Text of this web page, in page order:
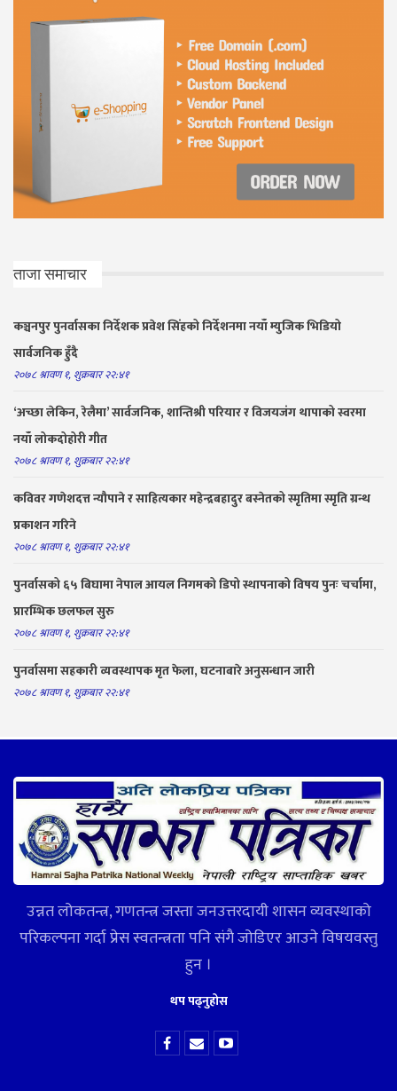
ताजा समाचार
कञ्चनपुर पुनर्वासका निर्देशक प्रवेश सिंहको निर्देशनमा नयाँ म्युजिक भिडियो
सार्वजनिक हुँदै
२०७८ श्रावण १, शुक्रबार २२:४१
‘अच्छा लेकिन, रेलैमा’ सार्वजनिक, शान्तिश्री परियार र विजयजंग थापाको स्वरमा
नयाँ लोकदोहोरी गीत
२०७८ श्रावण १, शुक्रबार २२:४१
कविवर गणेशदत्त न्यौपाने र साहित्यकार महेन्द्रबहादुर बस्नेतको स्मृतिमा स्मृति ग्रन्थ
प्रकाशन गरिने
२०७८ श्रावण १, शुक्रबार २२:४१
पुनर्वासको ६५ बिघामा नेपाल आयल निगमको डिपो स्थापनाको विषय पुनः चर्चामा,
प्रारम्भिक छलफल सुरु
२०७८ श्रावण १, शुक्रबार २२:४१
पुनर्वासमा सहकारी व्यवस्थापक मृत फेला, घटनाबारे अनुसन्धान जारी
२०७८ श्रावण १, शुक्रबार २२:४१
उन्नत लोकतन्त्र, गणतन्त्र जस्ता जनउत्तरदायी शासन व्यवस्थाको
परिकल्पना गर्दा प्रेस स्वतन्त्रता पनि संगै जोडिएर आउने विषयवस्तु
हुन ।
थप पढ्नुहोस